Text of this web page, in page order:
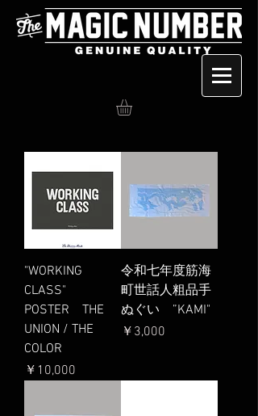
"WORKING
CLASS"
POSTER THE
UNION / THE
COLOR
価格
￥10,000
令和七年度筋海
町世話人粗品手
ぬぐい ”KAMI"
価格
￥3,000